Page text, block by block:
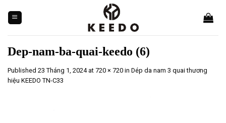
content
Dep-nam-ba-quai-keedo (6)
Published 23 Tháng 1, 2024at 720 × 720 in Dép da nam 3 quai thương
hiệu KEEDO TN-C33